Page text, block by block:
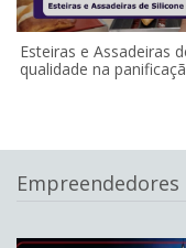
Esteiras e Assadeiras
qualidade na
Empreendedores